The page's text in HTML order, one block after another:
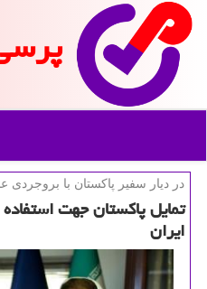
در دیار سفیر پاكستان با بروجردی
تمایل پاكستان جهت
ایران